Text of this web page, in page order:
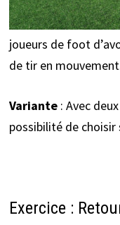
joueurs de foot
de tir en
Variante : Avec
possibilité de choisir
Exercice :